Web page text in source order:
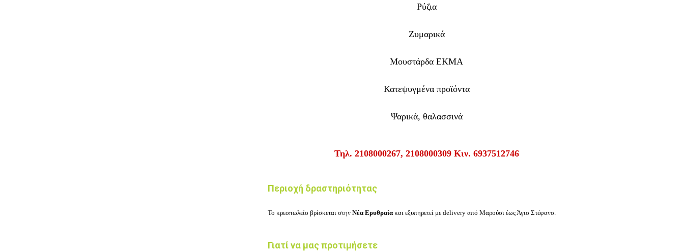
Ρύζια
Ζυμαρικά
Μουστάρδα ΕΚΜΑ
Κατεψυγμένα προϊόντα
Ψαρικά, θαλασσινά
Τηλ. 2108000267, 2108000309 Κιν. 6937512746
Περιοχή δραστηριότητας
Το κρεοπωλείο βρίσκεται στην Νέα Ερυθραία και εξυπηρετεί με delivery από Μαρούσι έως Άγιο Στέφανο.
Γιατί να μας προτιμήσετε